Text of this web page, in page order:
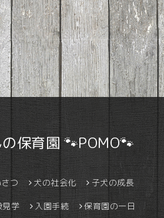
保育園 🐾POMO🐾
つ 犬の社会化 子犬の成長
見学 入園手続 保育園の一日